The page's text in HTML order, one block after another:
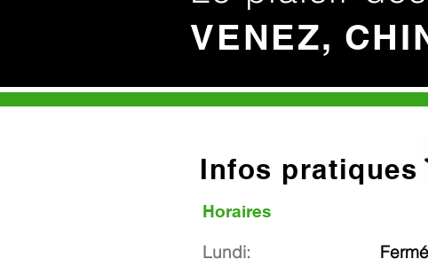
VENEZ,
Infos pratiques
Horaires
Lundi:
Fermé